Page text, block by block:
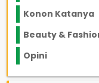
Konon Katanya
Beauty &
Opini